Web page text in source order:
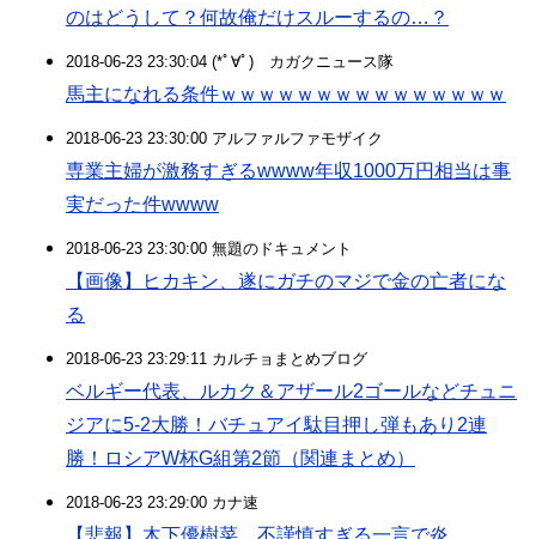
のはどうして？何故俺だけスルーするの…？
2018-06-23 23:30:04 (*ﾟ∀ﾟ)ゞカガクニュース隊
馬主になれる条件ｗｗｗｗｗｗｗｗｗｗｗｗｗｗｗ
2018-06-23 23:30:00 アルファルファモザイク
専業主婦が激務すぎるwwww年収1000万円相当は事
実だった件wwww
2018-06-23 23:30:00 無題のドキュメント
【画像】ヒカキン、遂にガチのマジで金の亡者にな
る
2018-06-23 23:29:11 カルチョまとめブログ
ベルギー代表、ルカク＆アザール2ゴールなどチュニ
ジアに5-2大勝！バチュアイ駄目押し弾もあり2連
勝！ロシアW杯G組第2節（関連まとめ）
2018-06-23 23:29:00 カナ速
【悲報】木下優樹菜、不謹慎すぎる一言で炎